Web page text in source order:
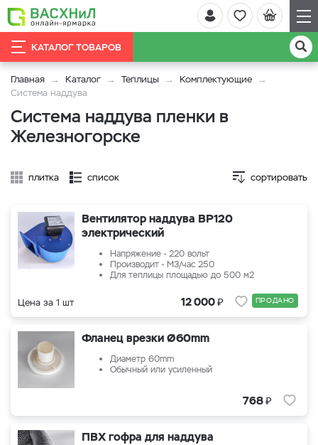
КАТАЛОГ ТОВАРОВ
Главная Каталог Теплицы
Комплектующие
Система наддува
Система наддува пленки в
Железногорске
плитка список сортировать
Вентилятор наддува ВР120
электрический
Напряжение - 220 вольт
Производит - М3/час 250
Для теплицы площадью до 500 м2
Цена за 1 шт 12 000₽ ПРОДАНО
Фланец врезки Ø60mm
Диаметр 60mm
Обычный или усиленный
768₽
ПВХ гофра для наддува